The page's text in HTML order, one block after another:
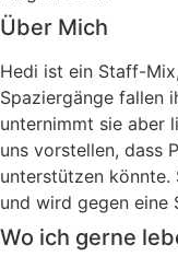
Über Mich
Hedi ist ein Staff-
Spaziergänge fallen
unternimmt sie aber
uns vorstellen, dass
unterstützen
und wird gegen eine
Wo ich gerne